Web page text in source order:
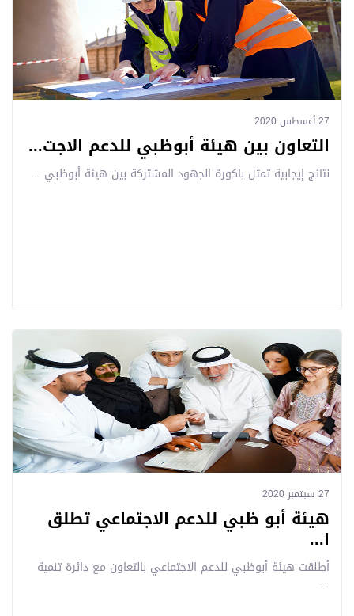
27 أغسطس 2020
التعاون بين هيئة أبوظبي للدعم الاجت...
نتائج إيجابية تمثل باكورة الجهود المشتركة بين هيئة أبوظبي ...
27 سبتمبر 2020
هيئة أبو ظبي للدعم الاجتماعي تطلق
ا...
أطلقت هيئة أبوظبي للدعم الاجتماعي بالتعاون مع دائرة تنمية
...